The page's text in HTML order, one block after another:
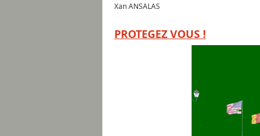
Xan ANSALAS
PROTEGEZ VOUS !